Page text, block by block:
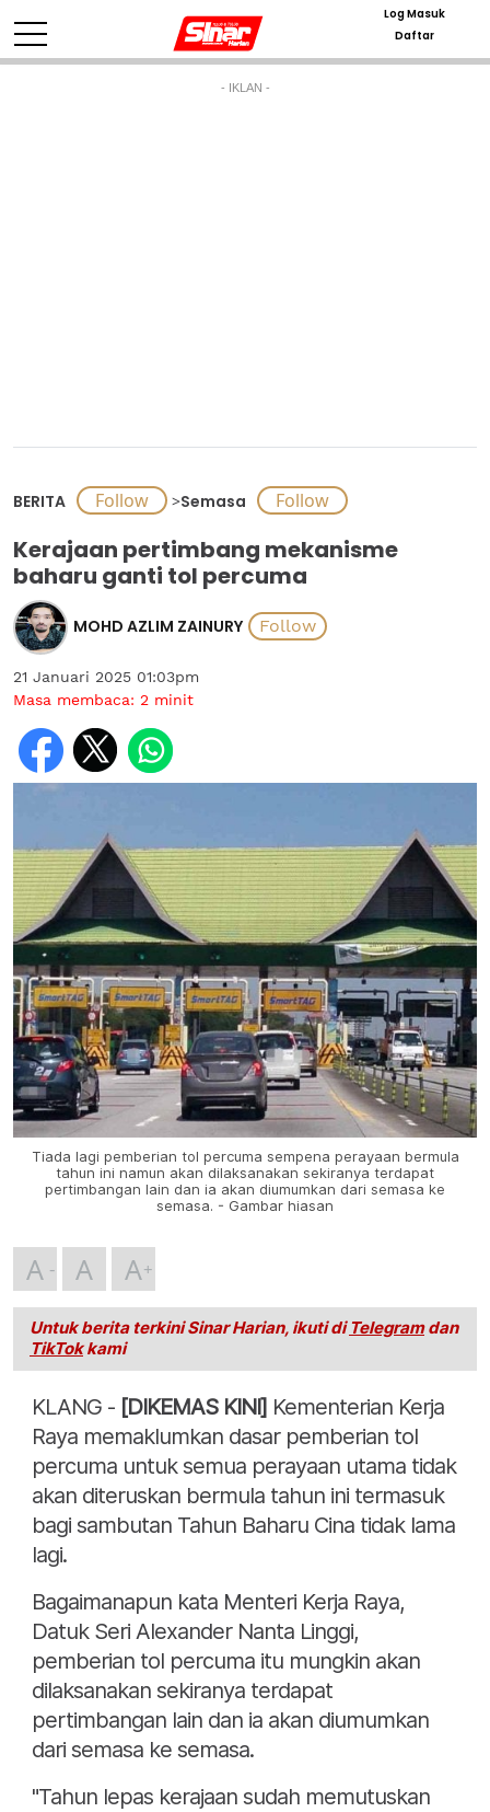
Log Masuk
Daftar
- IKLAN -
BERITA >Semasa
Kerajaan pertimbang mekanisme
baharu ganti tol percuma
MOHD AZLIM ZAINURY
21 Januari 2025 01:03pm
Masa membaca: 2 minit
Tiada lagi pemberian tol percuma sempena perayaan bermula
tahun ini namun akan dilaksanakan sekiranya terdapat
pertimbangan lain dan ia akan diumumkan dari semasa ke
semasa. - Gambar hiasan
A A A
Untuk berita terkini Sinar Harian, ikuti di Telegramdan
TikTokkami
KLANG - [DIKEMAS KINI] Kementerian Kerja
Raya memaklumkan dasar pemberian tol
percuma untuk semua perayaan utama tidak
akan diteruskan bermula tahun ini termasuk
bagi sambutan Tahun Baharu Cina tidak lama
lagi.
Bagaimanapun kata Menteri Kerja Raya,
Datuk Seri Alexander Nanta Linggi,
pemberian tol percuma itu mungkin akan
dilaksanakan sekiranya terdapat
pertimbangan lain dan ia akan diumumkan
dari semasa ke semasa.
"Tahun lepas kerajaan sudah memutuskan